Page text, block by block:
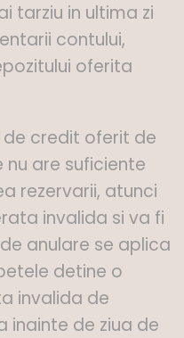
tarziu in ultima zi
contului,
oferita
credit oferit de
are suficiente
rezervarii, atunci
invalida si va fi
anulare se aplica
detine o
invalida de
inainte de ziua de